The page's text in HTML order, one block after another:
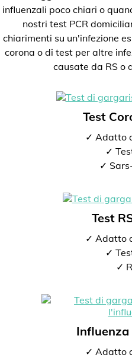
influenzali poco chiari o
nostri test PCR
chiarimenti su un'infezione
corona o di test per altre
causate da RS o
Test
✓ Adatto
✓
✓
Test
✓ Adatto
✓
✓
Influenza
✓ Adatto